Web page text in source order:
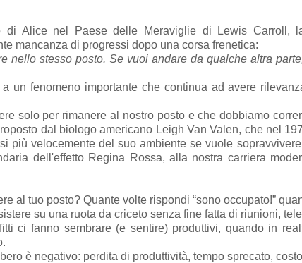
Alice nel Paese delle Meraviglie di Lewis Carroll,
mancanza di progressi dopo una corsa frenetica:
nello stesso posto. Se vuoi andare da qualche altra
un fenomeno importante che continua ad avere
solo per rimanere al nostro posto e che dobbiamo
dal biologo americano Leigh Van Valen, che nel
più velocemente del suo ambiente se vuole
dell'effetto Regina Rossa, alla nostra carriera
al tuo posto? Quante volte rispondi “sono occupato!”
su una ruota da criceto senza fine fatta di riunioni,
ci fanno sembrare (e sentire) produttivi, quando in
è negativo: perdita di produttività, tempo sprecato,